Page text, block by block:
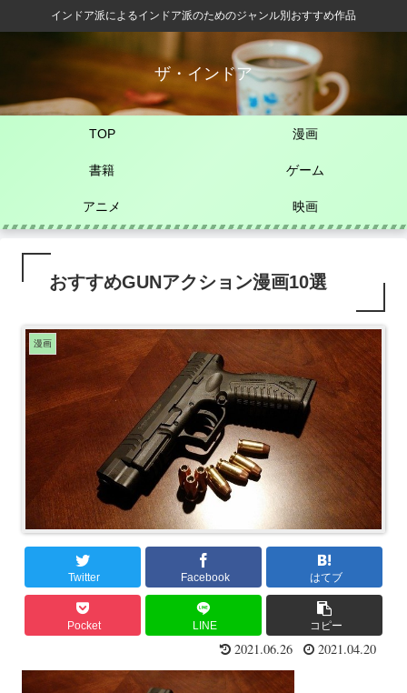
インドア派によるインドア派のためのジャンル別おすすめ作品
ザ・インドア
TOP 漫画
書籍 ゲーム
アニメ 映画
おすすめGUNアクション漫画10選
漫画
Twitter Facebook はてブ
Pocket LINE コピー
2021.06.26 2021.04.20